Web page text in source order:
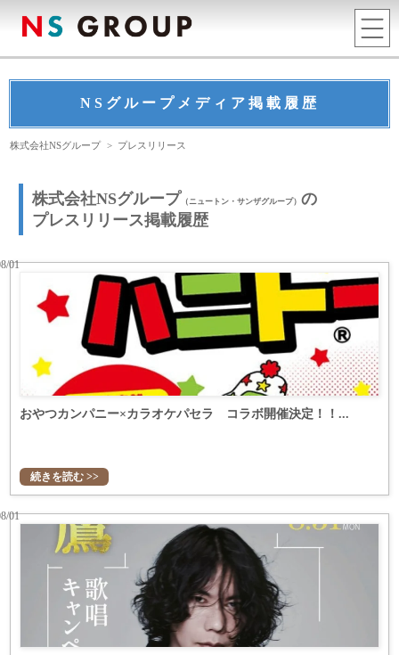
NSグループメディア掲載履歴
株式会社NSグループ > プレスリリース
株式会社NSグループ （ニュートン・サンザグループ）の
プレスリリース掲載履歴
おやつカンパニー×カラオケパセラ コラボ開催決定！！...
01
続きを読む >>
01